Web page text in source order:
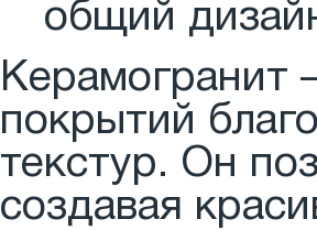
общий
Керамогранит
покрытий
текстур. Он
создавая